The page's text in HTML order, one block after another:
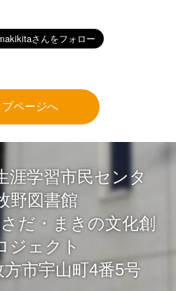
プページへ
涯学習市民センタ
野図書館
さだ・まきの文化創
ジェクト
市宇山町4番5号